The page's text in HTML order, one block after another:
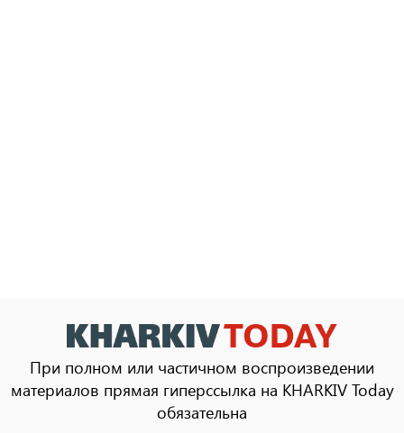
При полном или частичном воспроизведении
материалов прямая гиперссылка на KHARKIV Today
обязательна